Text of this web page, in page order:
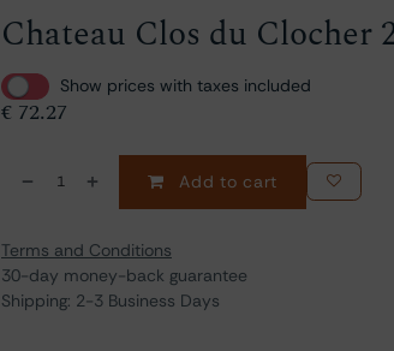
Chateau Clos du Clocher
Show prices with taxes included
€ 72.27
Add to cart
Terms and Conditions
30-day money-back guarantee
Shipping: 2-3 Business Days